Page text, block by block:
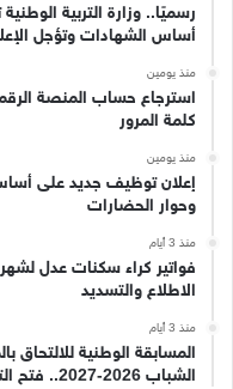
رسميًا.. وزارة التربية
أساس الشهادات وتؤجل الإعلان
منذ يومين
استرجاع حساب المنصة
كلمة المرور
منذ يومين
إعلان توظيف جديد على
وحوار الحضارات
منذ 3 أيام
الاطلاع والتسديد
منذ 3 أيام
المسابقة الوطنية للالتحاق
الشباب 2026-2027.. فتح التسجيل ورزنامة المسابقة كاملة